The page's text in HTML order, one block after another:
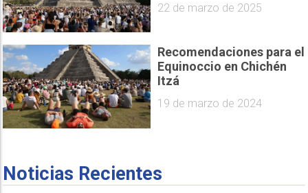
22 de marzo de 2025
Recomendaciones para el
Equinoccio en Chichén
Itzá
19 de marzo de 2024
Noticias Recientes